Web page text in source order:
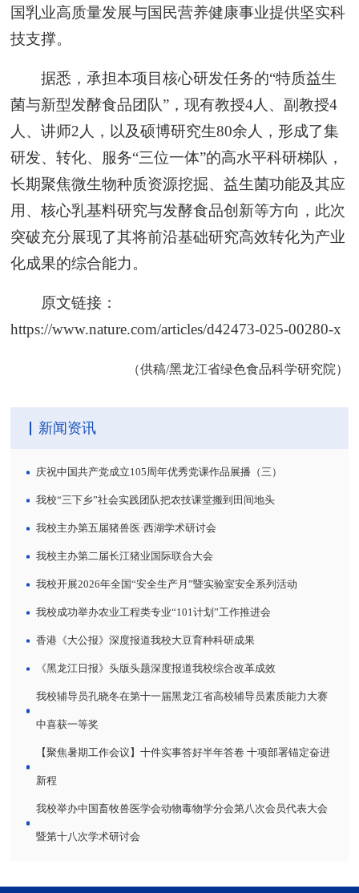
国乳业高质量发展与国民营养健康事业提供坚实科
技支撑。
据悉，承担本项目核心研发任务的“特质益生
菌与新型发酵食品团队”，现有教授4人、副教授4
人、讲师2人，以及硕博研究生80余人，形成了集
研发、转化、服务“三位一体”的高水平科研梯队，
长期聚焦微生物种质资源挖掘、益生菌功能及其应
用、核心乳基料研究与发酵食品创新等方向，此次
突破充分展现了其将前沿基础研究高效转化为产业
化成果的综合能力。
原文链接：
https://www.nature.com/articles/d42473-025-00280-x
（供稿/黑龙江省绿色食品科学研究院）
新闻资讯
庆祝中国共产党成立105周年优秀党课作品展播（三）
我校“三下乡”社会实践团队把农技课堂搬到田间地头
我校主办第五届猪兽医·西湖学术研讨会
我校主办第二届长江猪业国际联合大会
我校开展2026年全国“安全生产月”暨实验室安全系列活动
我校成功举办农业工程类专业“101计划”工作推进会
香港《大公报》深度报道我校大豆育种科研成果
《黑龙江日报》头版头题深度报道我校综合改革成效
我校辅导员孔晓冬在第十一届黑龙江省高校辅导员素质能力大赛
中喜获一等奖
【聚焦暑期工作会议】十件实事答好半年答卷 十项部署锚定奋进
新程
我校举办中国畜牧兽医学会动物毒物学分会第八次会员代表大会
暨第十八次学术研讨会